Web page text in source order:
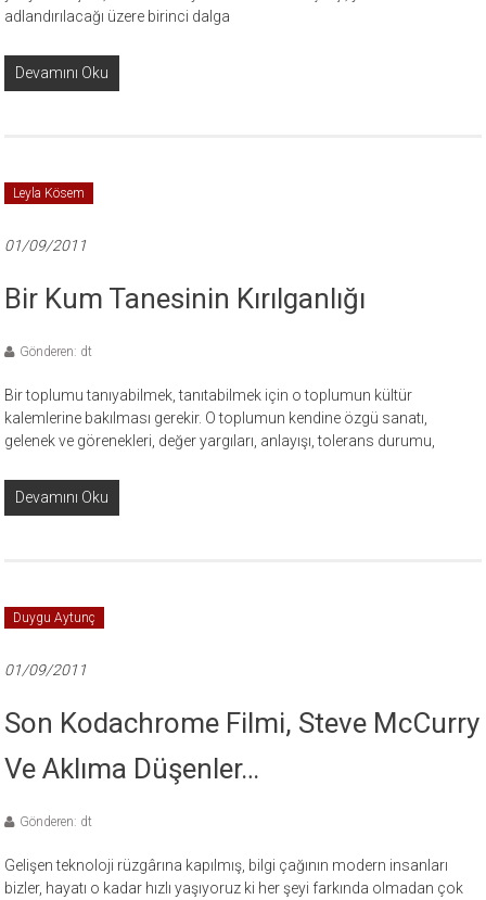
adlandırılacağı üzere birinci dalga
Devamını Oku
Leyla Kösem
01/09/2011
Bir Kum Tanesinin Kırılganlığı
Gönderen: dt
Bir toplumu tanıyabilmek, tanıtabilmek için o toplumun kültür
kalemlerine bakılması gerekir. O toplumun kendine özgü sanatı,
gelenek ve görenekleri, değer yargıları, anlayışı, tolerans durumu,
Devamını Oku
Duygu Aytunç
01/09/2011
Son Kodachrome Filmi, Steve McCurry
Ve Aklıma Düşenler…
Gönderen: dt
Gelişen teknoloji rüzgârına kapılmış, bilgi çağının modern insanları
bizler, hayatı o kadar hızlı yaşıyoruz ki her şeyi farkında olmadan çok